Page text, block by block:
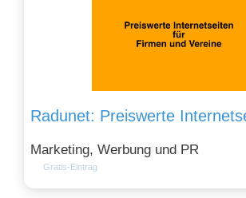
Marketing, Werbung und PR
Gratis-Eintrag